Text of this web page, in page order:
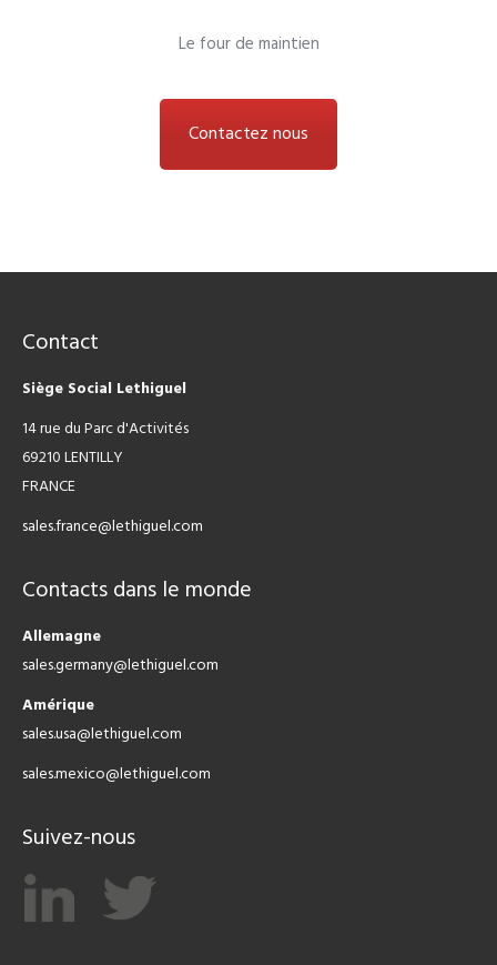
Le four de maintien
Contactez nous
Contact
Siège Social Lethiguel
14 rue du Parc d'Activités
69210 LENTILLY
FRANCE
sales.france@lethiguel.com
Contacts dans le monde
Allemagne
sales.germany@lethiguel.com
Amérique
sales.usa@lethiguel.com
sales.mexico@lethiguel.com
Suivez-nous